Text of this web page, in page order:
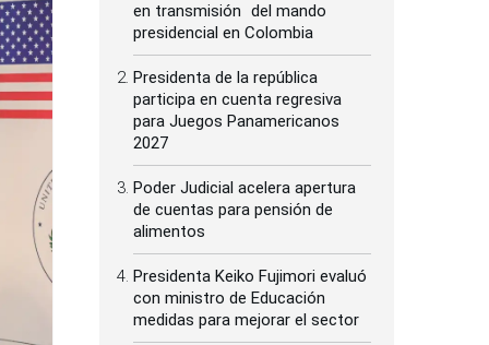
en transmisión del mando
presidencial en Colombia
Presidenta de la república
participa en cuenta regresiva
para Juegos Panamericanos
2027
Poder Judicial acelera apertura
de cuentas para pensión de
alimentos
Presidenta Keiko Fujimori evaluó
con ministro de Educación
medidas para mejorar el sector